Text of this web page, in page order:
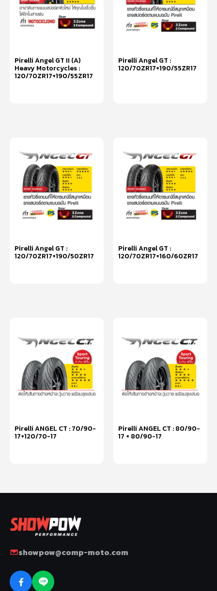
Pirelli Angel GT II (A)
Heavy Motorcycles :
120/70ZR17+190/55ZR17
Pirelli Angel GT :
120/70ZR17+190/55ZR17
Pirelli Angel GT :
120/70ZR17+190/50ZR17
Pirelli Angel GT :
120/70ZR17+160/60ZR17
Pirelli ANGEL CT : 70/90-
17+120/70-17
Pirelli ANGEL CT : 80/90-
17 + 80/90-17
showpow@comp-moto.com